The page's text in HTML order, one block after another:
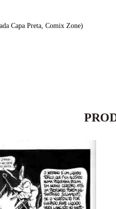
Capa Preta, Comix Zone)